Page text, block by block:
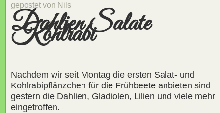
gepostet von Nils
Dahlien Salate
Kohlrabi
Nachdem wir seit Montag die ersten Salat- und
Kohlrabipflänzchen für die Frühbeete anbieten sind
gestern die Dahlien, Gladiolen, Lilien und viele mehr
eingetroffen.